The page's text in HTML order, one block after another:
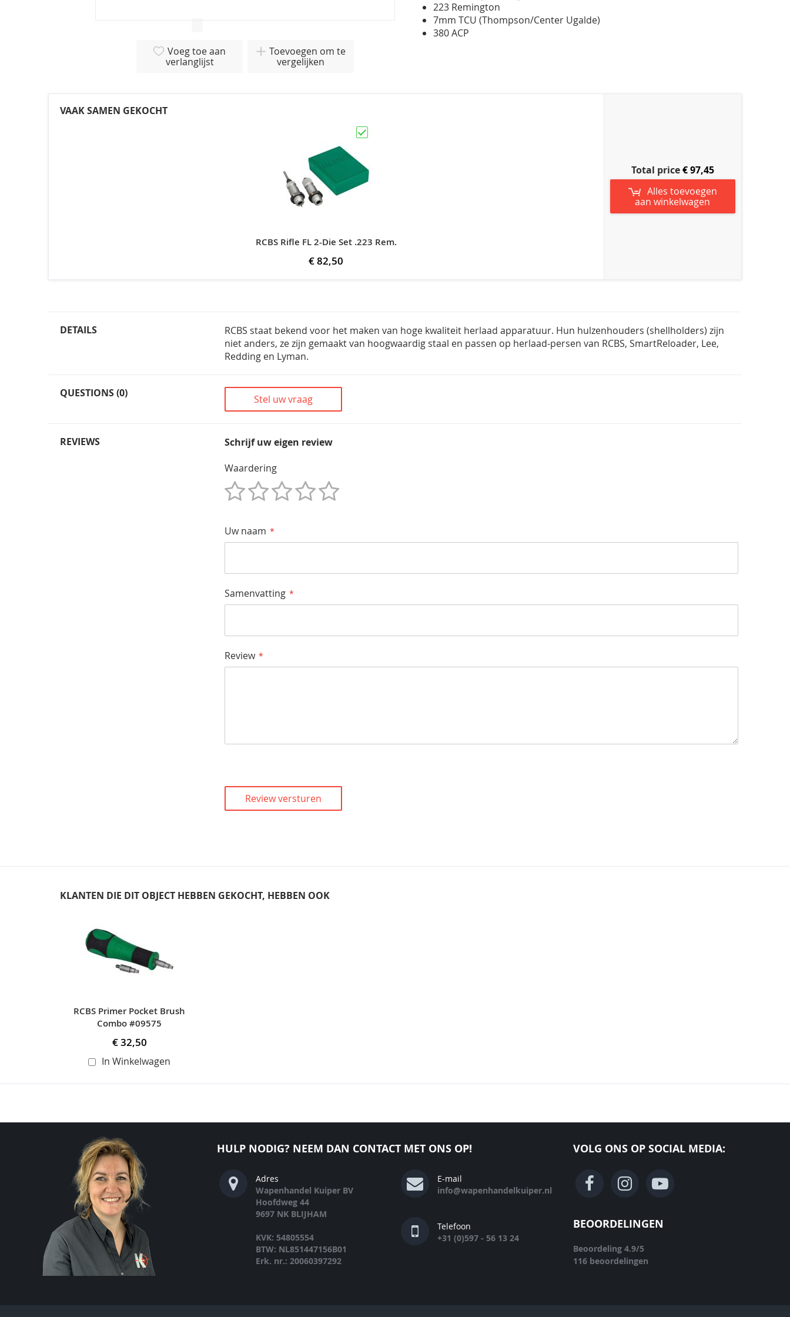
afbeeldingen-
gallerij
Voeg toe aan
verlanglijst
Toevoegen om te
vergelijken
223 Remington
7mm TCU (Thompson/Center Ugalde)
380 ACP
VAAK SAMEN GEKOCHT
RCBS Rifle FL 2-Die Set .223 Rem.
€ 82,50
Alles toevoegen
aan winkelwagen
Total price€ 97,45
DETAILS
RCBS staat bekend voor het maken van hoge kwaliteit herlaad apparatuur. Hun hulzenhouders (shellholders) zijn
niet anders, ze zijn gemaakt van hoogwaardig staal en passen op herlaad-persen van RCBS, SmartReloader, Lee,
Redding en Lyman.
QUESTIONS (0) Stel uw vraag
REVIEWS
Schrijf uw eigen review
Waardering
Uw naam
Samenvatting
Review
Review versturen
KLANTEN DIE DIT OBJECT HEBBEN GEKOCHT, HEBBEN OOK
RCBS Primer Pocket Brush
Combo #09575
€ 32,50
In Winkelwagen
HULP NODIG? NEEM DAN CONTACT MET ONS OP!
Adres
Wapenhandel Kuiper BV
Hoofdweg 44
9697 NK BLIJHAM
KVK: 54805554
BTW: NL851447156B01
Erk. nr.: 20060397292
E-mail
info@wapenhandelkuiper.nl
Telefoon
+31 (0)597 - 56 13 24
VOLG ONS OP SOCIAL MEDIA:
BEOORDELINGEN
Beoordeling 4.9/5
116 beoordelingen